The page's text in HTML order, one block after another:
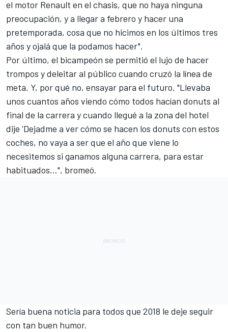
el motor Renault en el chasis, que no haya ninguna
preocupación, y a llegar a febrero y hacer una
pretemporada, cosa que no hicimos en los últimos tres
años y ojalá que la podamos hacer".
Por último, el bicampeón se permitió el lujo de hacer
trompos y deleitar al público cuando cruzó la línea de
meta. Y, por qué no, ensayar para el futuro. "Llevaba
unos cuantos años viendo cómo todos hacían donuts al
final de la carrera y cuando llegué a la zona del hotel
dije 'Dejadme a ver cómo se hacen los donuts con estos
coches, no vaya a ser que el año que viene lo
necesitemos si ganamos alguna carrera, para estar
habituados...", bromeó.
Sería buena noticia para todos que 2018 le deje seguir
con tan buen humor.